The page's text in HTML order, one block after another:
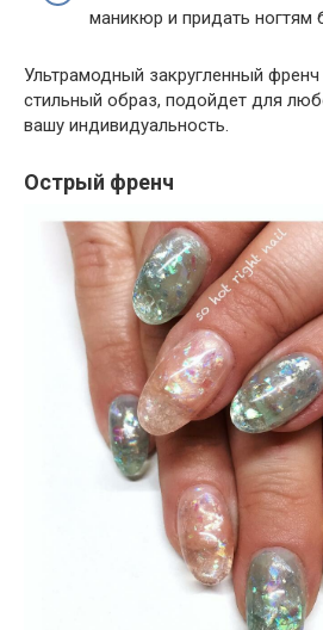
маникюр и придать ногтям
Ультрамодный закругленный
стильный образ, подойдет для
вашу индивидуальность.
Острый френч